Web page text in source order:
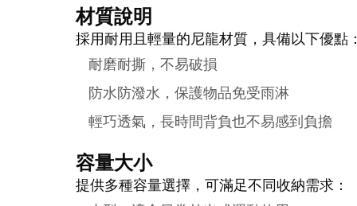
材質說明
採用耐用且輕量的尼龍材質，具備以下優點：
耐磨耐撕，不易破損
防水防潑水，保護物品免受雨淋
輕巧透氣，長時間背負也不易感到負擔
容量大小
提供多種容量選擇，可滿足不同收納需求：